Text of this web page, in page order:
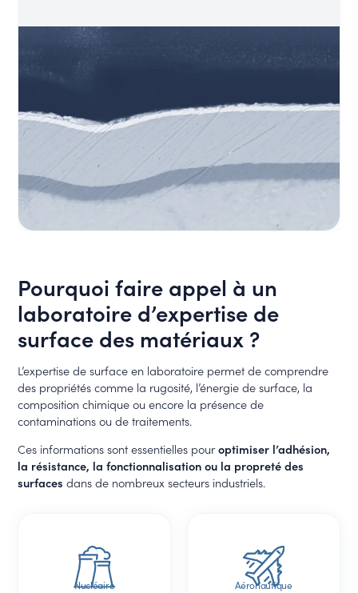
Pourquoi faire appel à un
laboratoire d’expertise de
surface des matériaux ?
L’expertise de surface en laboratoire permet de comprendre
des propriétés comme la rugosité, l’énergie de surface, la
composition chimique ou encore la présence de
contaminations ou de traitements.
Ces informations sont essentielles pouroptimiser l’adhésion,
la résistance, la fonctionnalisation ou la propreté des
surfaces dans de nombreux secteurs industriels.
Nucléaire Aéronautique